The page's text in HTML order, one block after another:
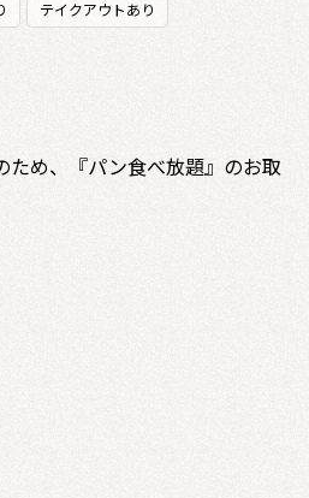
テイクアウトあり
め、『パン食べ放題』のお取